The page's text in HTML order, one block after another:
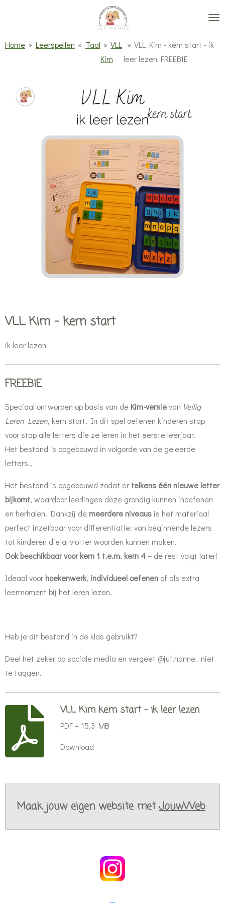
Home » Leerspellen » Taal » VLL
Kim
» VLL Kim - kern start - ik
leer lezen FREEBIE
VLL Kim - kern start
ik leer lezen
FREEBIE
Speciaal ontworpen op basis van de Kim-versievan Veilig
Leren Lezen, kern start. In dit spel oefenen kinderen stap
voor stap alle letters die ze leren in het eerste leerjaar.
Het bestand is opgebouwd in volgorde van de geleerde
letters.,
Het bestand is opgebouwd zodat ertelkens één nieuwe letter
bijkomt, waardoor leerlingen deze grondig kunnen inoefenen
en herhalen. Dankzij de meerdere niveaus is het materiaal
perfect inzetbaar voor differentiatie: van beginnende lezers
tot kinderen die al vlotter woorden kunnen maken.
Ook beschikbaar voor kern 1 t.e.m. kern 4 – de rest volgt later!
Ideaal voorhoekenwerk, individueel oefenen of als extra
leermoment bij het leren lezen.
Heb je dit bestand in de klas gebruikt?
Deel het zeker op sociale media en vergeet @juf.hanne_ niet
te taggen.
VLL Kim kern start - ik leer lezen
PDF – 15,3 MB
Download
Maak jouw eigen website metJouwWeb